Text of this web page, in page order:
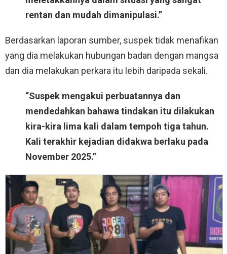
rentan dan mudah dimanipulasi.”
Berdasarkan laporan sumber, suspek tidak menafikan
yang dia melakukan hubungan badan dengan mangsa
dan dia melakukan perkara itu lebih daripada sekali.
“Suspek mengakui perbuatannya dan
mendedahkan bahawa tindakan itu dilakukan
kira-kira lima kali dalam tempoh tiga tahun.
Kali terakhir kejadian didakwa berlaku pada
November 2025.”